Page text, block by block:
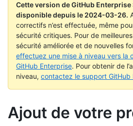
Cette version de GitHub
disponible depuis le 2024-03-26.
correctifs n’est effectuée, même
sécurité critiques. Pour de
sécurité améliorée et de nouvelles
effectuez une mise à niveau vers la
GitHub Enterprise. Pour obtenir de
niveau, contactez le support GitHub
Ajout de votre